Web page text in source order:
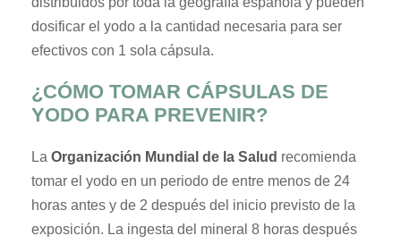
dosificar el yodo a la cantidad necesaria para ser
efectivos con 1 sola cápsula.
¿CÓMO TOMAR CÁPSULAS DE
YODO PARA PREVENIR?
La Organización Mundial de la Salud recomienda
tomar el yodo en un periodo de entre menos de 24
horas antes y de 2 después del inicio previsto de la
exposición. La ingesta del mineral 8 horas después